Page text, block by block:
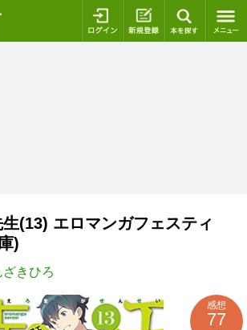
ログイン 新規登録
(13) エロマンガフェスティ
)
ざきひろ
感想
77